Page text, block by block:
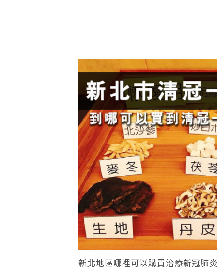
新北地區哪裡可以購買治療新冠肺